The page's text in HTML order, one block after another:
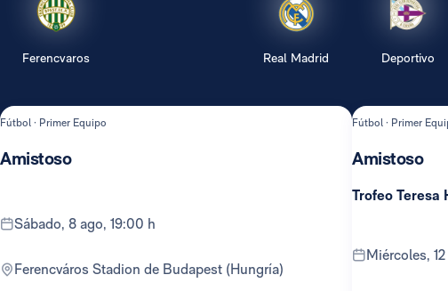
Ferencvaros Real Madrid
Fútbol · Primer Equipo
Amistoso
sábado, 8 ago, 19:00 h
Ferencváros Stadion de Budapest (Hungría)
Deportivo
Fútbol · Primer
Amistoso
Trofeo Teresa
miércoles,